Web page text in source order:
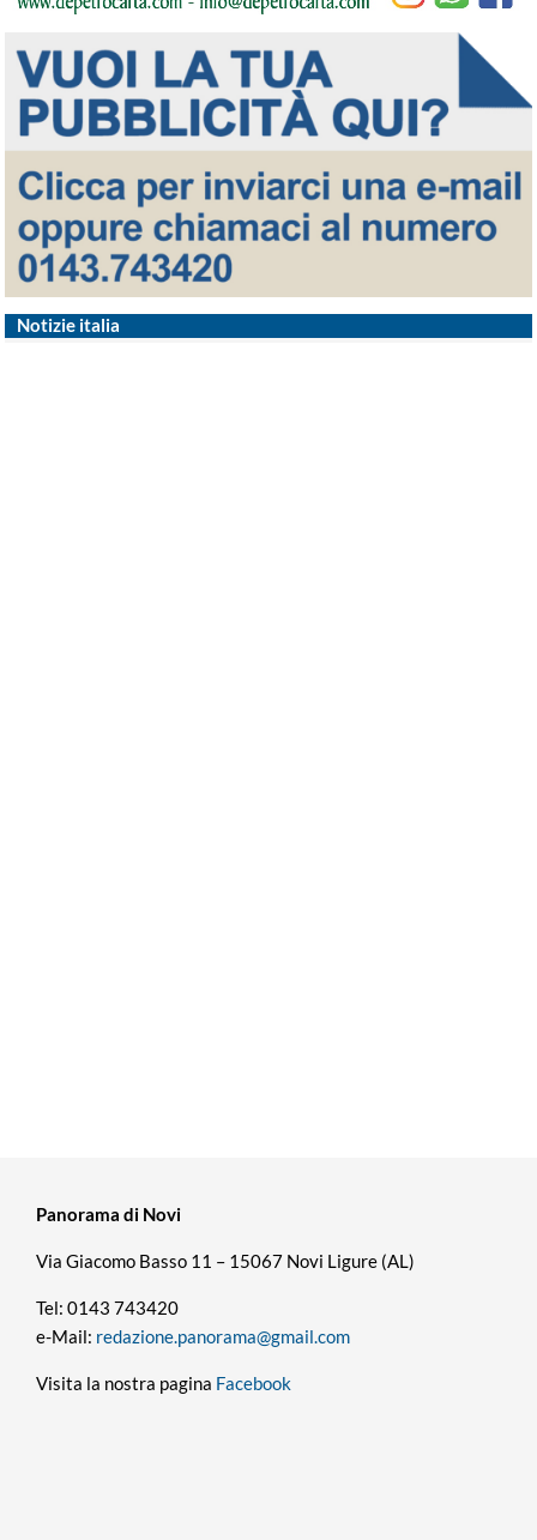
Notizie italia
Panorama di Novi
Via Giacomo Basso 11 – 15067 Novi Ligure (AL)
Tel: 0143 743420
e-Mail: redazione.panorama@gmail.com
Visita la nostra pagina Facebook